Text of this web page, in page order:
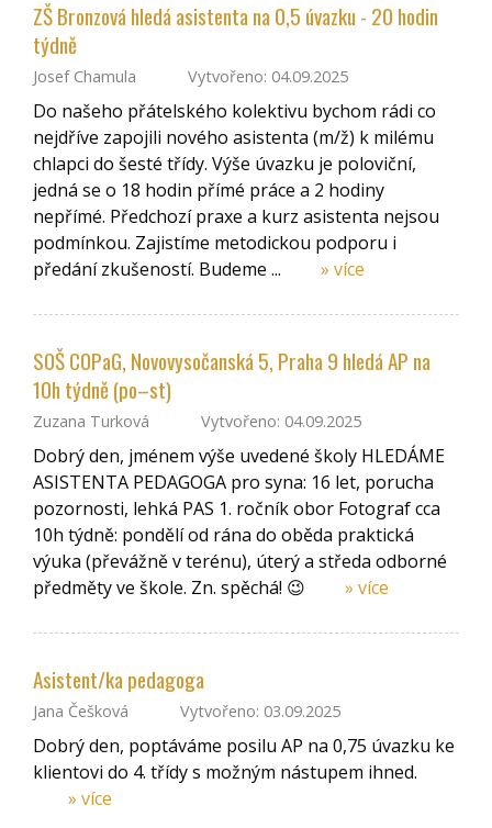
ZŠ Bronzová hledá asistenta na 0,5 úvazku - 20 hodin
týdně
Josef Chamula Vytvořeno: 04.09.2025
Do našeho přátelského kolektivu bychom rádi co
nejdříve zapojili nového asistenta (m/ž) k milému
chlapci do šesté třídy. Výše úvazku je poloviční,
jedná se o 18 hodin přímé práce a 2 hodiny
nepřímé. Předchozí praxe a kurz asistenta nejsou
podmínkou. Zajistíme metodickou podporu i
předání zkušeností. Budeme ...
» více
SOŠ COPaG, Novovysočanská 5, Praha 9 hledá AP na
10h týdně (po–st)
Zuzana Turková Vytvořeno: 04.09.2025
Dobrý den, jménem výše uvedené školy HLEDÁME
ASISTENTA PEDAGOGA pro syna: 16 let, porucha
pozornosti, lehká PAS 1. ročník obor Fotograf cca
10h týdně: pondělí od rána do oběda praktická
výuka (převážně v terénu), úterý a středa odborné
předměty ve škole. Zn. spěchá! 😉
» více
Asistent/ka pedagoga
Jana Češková Vytvořeno: 03.09.2025
Dobrý den, poptáváme posilu AP na 0,75 úvazku ke
klientovi do 4. třídy s možným nástupem ihned.
» více